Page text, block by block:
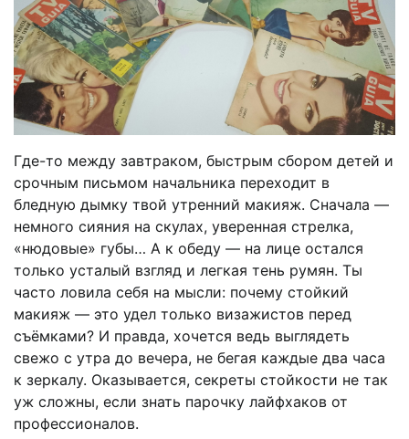
Где-то между завтраком, быстрым сбором детей и
срочным письмом начальника переходит в
бледную дымку твой утренний макияж. Сначала —
немного сияния на скулах, уверенная стрелка,
«нюдовые» губы… А к обеду — на лице остался
только усталый взгляд и легкая тень румян. Ты
часто ловила себя на мысли: почему стойкий
макияж — это удел только визажистов перед
съёмками? И правда, хочется ведь выглядеть
свежо с утра до вечера, не бегая каждые два часа
к зеркалу. Оказывается, секреты стойкости не так
уж сложны, если знать парочку лайфхаков от
профессионалов.